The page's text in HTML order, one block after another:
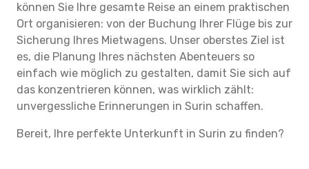
können Sie Ihre gesamte Reise an einem praktischen
Ort organisieren: von der Buchung Ihrer Flüge bis zur
Sicherung Ihres Mietwagens. Unser oberstes Ziel ist
es, die Planung Ihres nächsten Abenteuers so
einfach wie möglich zu gestalten, damit Sie sich auf
das konzentrieren können, was wirklich zählt:
unvergessliche Erinnerungen in Surin schaffen.
Bereit, Ihre perfekte Unterkunft in Surin zu finden?